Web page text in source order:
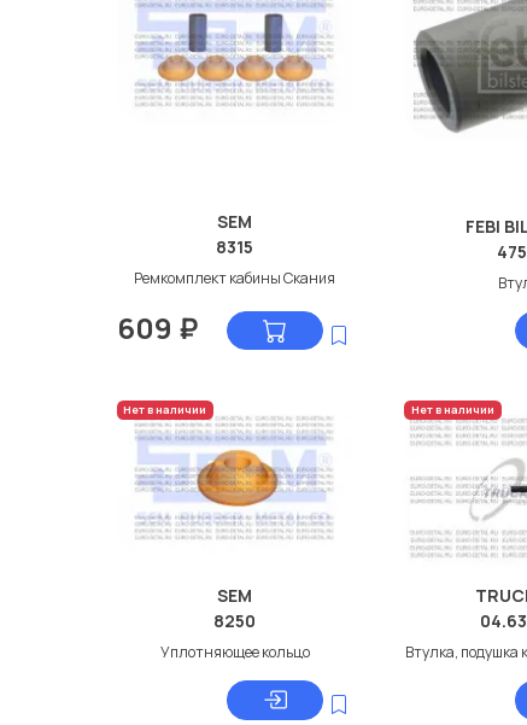
SEM
8315
Ремкомплект кабины Скания
609 ₽
FEBI
Нет в наличии
SEM
8250
Уплотняющее кольцо
Нет в наличии
Втулка, подушка